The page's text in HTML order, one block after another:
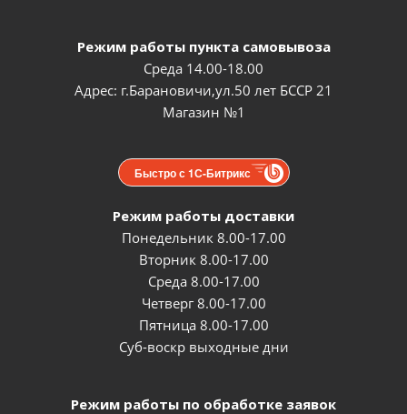
Режим работы пункта самовывоза
Среда 14.00-18.00
Адрес: г.Барановичи,ул.50 лет БССР 21
Магазин №1
Быстро с 1С-Битрикс
Режим работы доставки
Понедельник 8.00-17.00
Вторник 8.00-17.00
Среда 8.00-17.00
Четверг 8.00-17.00
Пятница 8.00-17.00
Суб-воскр выходные дни
Режим работы по обработке заявок